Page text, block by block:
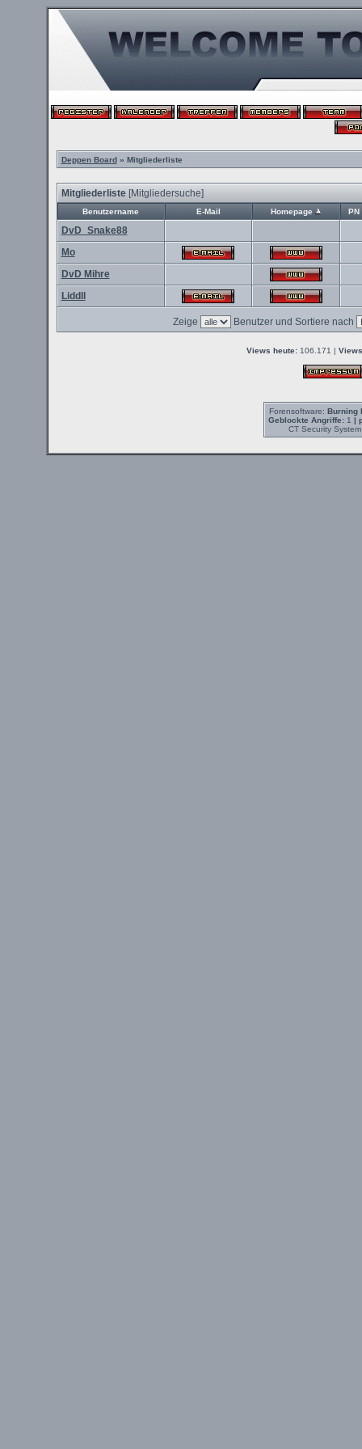
Deppen Board» Mitgliederliste
Mitgliederliste[Mitgliedersuche]
Benutzername E-Mail Homepage PN
DvD_Snake88
Mo
DvD Mihre
Liddll
Zeige Benutzer und Sortiere nach
Views heute:106.171 |
Forensoftware: Burning
Geblockte Angriffe:1 |
CT Security